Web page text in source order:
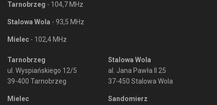
Tarnobrzeg - 104,7 MHz
Stalowa Wola - 93,5 MHz
Mielec - 102,4 MHz
Tarnobrzeg
ul. Wyspiańskiego 12/5
39-400 Tarnobrzeg
Mielec
Stalowa Wola
al. Jana Pawła II 25
37-450 Stalowa Wola
Sandomierz